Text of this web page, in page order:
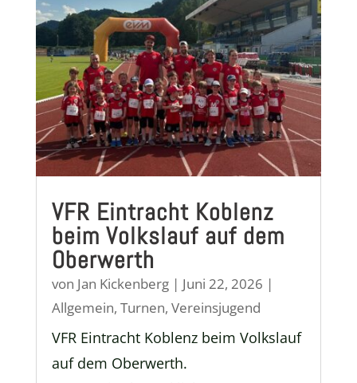
VFR Eintracht Koblenz
beim Volkslauf auf dem
Oberwerth
von Jan Kickenberg| Juni 22, 2026 |
Allgemein, Turnen, Vereinsjugend
VFR Eintracht Koblenz beim Volkslauf
auf dem Oberwerth.